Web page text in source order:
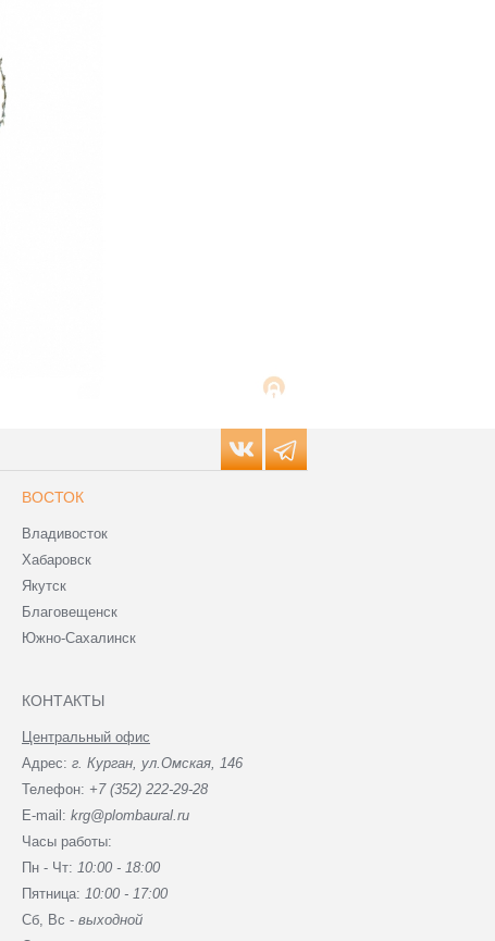
ВОСТОК
Владивосток
Хабаровск
Якутск
Благовещенск
Южно-Сахалинск
КОНТАКТЫ
Центральный офис
Адрес: г. Курган, ул.Омская, 146
Телефон: +7 (352) 222-29-28
E-mail: krg@plombaural.ru
Часы работы:
Пн - Чт: 10:00 - 18:00
Пятница: 10:00 - 17:00
Сб, Вc - выходной